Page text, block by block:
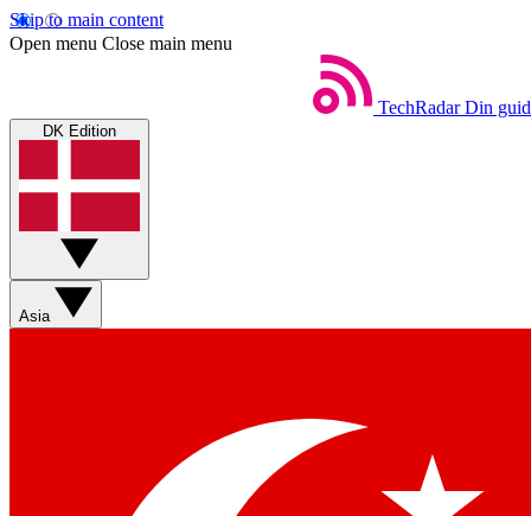
Skip to main content
Open menu Close main menu
TechRadar Din
DK Edition
Asia